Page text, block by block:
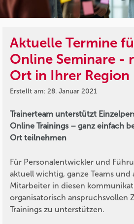
Aktuelle Termine
Online Seminare -
Ort in Ihrer Region
Erstellt am: 28. Januar 2021
Trainerteam unterstützt
Online Trainings – ganz einfach
Ort teilnehmen
Für Personalentwickler und
aktuell wichtig, ganze Teams und
Mitarbeiter in diesen
organisatorisch anspruchsvollen
Trainings zu unterstützen.